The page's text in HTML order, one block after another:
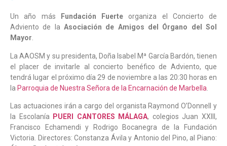
Un año más Fundación Fuerte organiza el Concierto de
Adviento de la Asociación de Amigos del Órgano del Sol
Mayor.
La AAOSM y su presidenta, Doña Isabel Mª García Bardón, tienen
el placer de invitarle al concierto benéfico de Adviento, que
tendrá lugar el próximo día 29 de noviembre a las 20:30 horas en
la Parroquia de Nuestra Señora de la Encarnación de Marbella
Las actuaciones irán a cargo del organista Raymond O’Donnell y
la Escolanía
PUERI CANTORES MÁLAGA, colegios Juan XXIII,
Francisco Echamendi y Rodrigo Bocanegra de la Fundación
Victoria. Directores: Constanza Ávila y Antonio del Pino, al Piano: